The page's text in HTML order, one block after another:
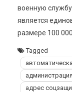
военную
является
размере 100
Tagged
адрес